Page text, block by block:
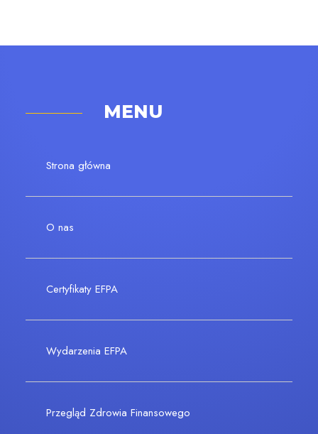
MENU
Strona główna
O nas
Certyfikaty EFPA
Wydarzenia EFPA
Przegląd Zdrowia Finansowego